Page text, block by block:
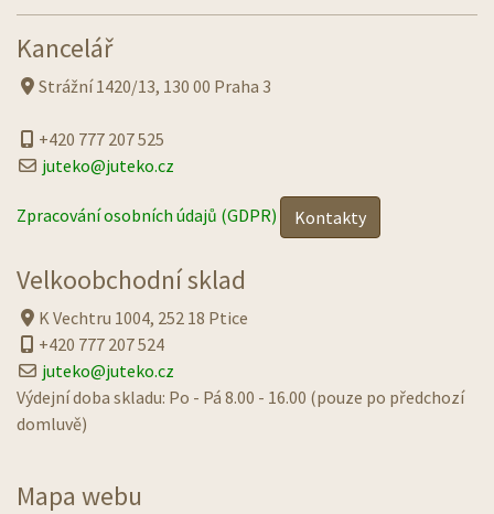
Kancelář
Strážní 1420/13, 130 00 Praha 3
+420 777 207 525
juteko@juteko.cz
Zpracování osobních údajů (GDPR) Kontakty
Velkoobchodní sklad
K Vechtru 1004, 252 18 Ptice
+420 777 207 524
juteko@juteko.cz
Výdejní doba skladu: Po - Pá 8.00 - 16.00 (pouze po předchozí
domluvě)
Mapa webu